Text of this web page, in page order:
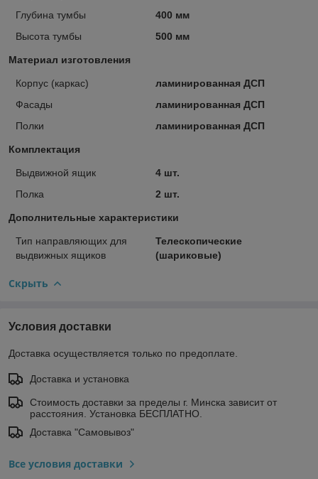
Глубина тумбы
400 мм
Высота тумбы
500 мм
Материал изготовления
Корпус (каркас)
ламинированная ДСП
Фасады
ламинированная ДСП
Полки
ламинированная ДСП
Комплектация
Выдвижной ящик
4 шт.
Полка
2 шт.
Дополнительные характеристики
Тип направляющих для
выдвижных ящиков
Телескопические
(шариковые)
Скрыть
Условия доставки
Доставка осуществляется только по предоплате.
Доставка и установка
Стоимость доставки за пределы г. Минска зависит от
расстояния. Установка БЕСПЛАТНО.
Доставка "Самовывоз"
Все условия доставки